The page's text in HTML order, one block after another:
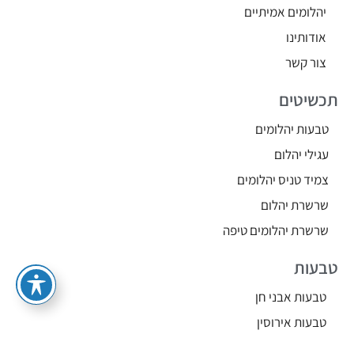
יהלומים אמיתיים
אודותינו
צור קשר
תכשיטים
טבעות יהלומים
עגילי יהלום
צמיד טניס יהלומים
שרשרת יהלום
שרשרת יהלומים טיפה
טבעות
טבעות אבני חן
טבעות אירוסין